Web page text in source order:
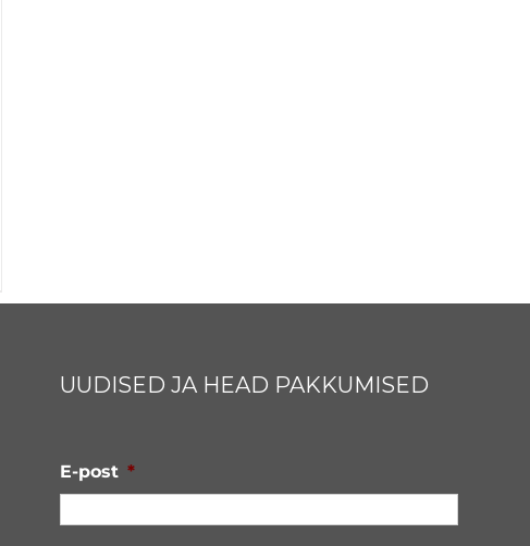
UUDISED JA HEAD PAKKUMISED
E-post *